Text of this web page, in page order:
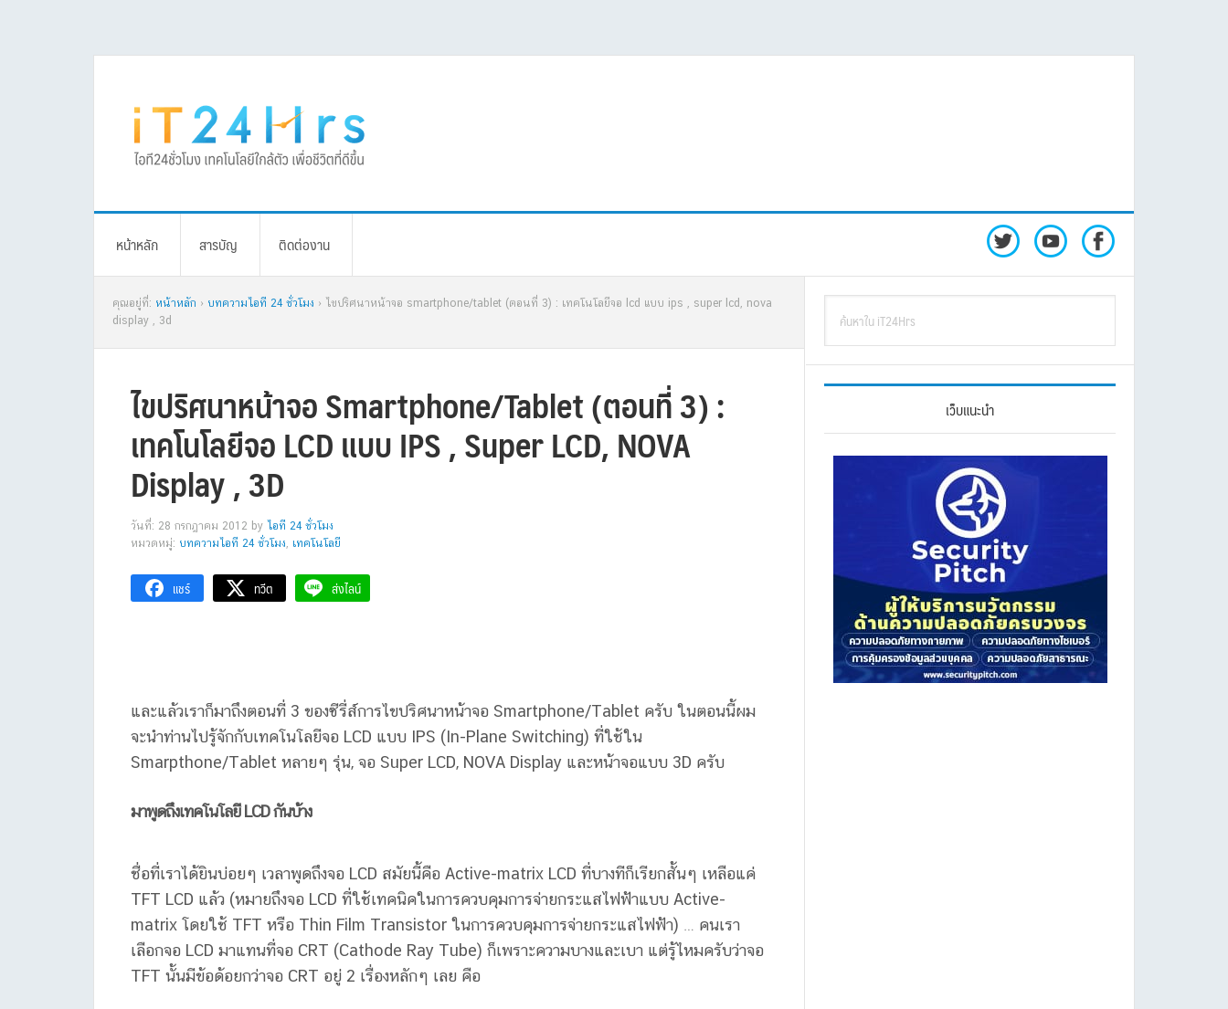
หน้าหลัก สารบัญ ติดต่องาน
คุณอยู่ที่: หน้าหลัก › บทความไอที 24 ชั่วโมง › ไขปริศนาหน้าจอ smartphone/tablet (ตอนที่ 3) : เทคโนโลยีจอ lcd แบบ ips , super lcd, nova
display , 3d
ไขปริศนาหน้าจอ Smartphone/Tablet (ตอนที่ 3) :
เทคโนโลยีจอ LCD แบบ IPS , Super LCD, NOVA
Display , 3D
วันที่: 28 กรกฎาคม 2012 by ไอที 24 ชั่วโมง
หมวดหมู่: บทความไอที 24 ชั่วโมง, เทคโนโลยี
แชร์ ทวีต ส่งไลน์
และแล้วเราก็มาถึงตอนที่ 3 ของซีรี่ส์การไขปริศนาหน้าจอ Smartphone/Tablet ครับ ในตอนนี้ผม
จะนำท่านไปรู้จักกับเทคโนโลยีจอ LCD แบบ IPS (In-Plane Switching) ที่ใช้ใน
Smarpthone/Tablet หลายๆ รุ่น, จอ Super LCD, NOVA Display และหน้าจอแบบ 3D ครับ
มาพูดถึงเทคโนโลยี LCD กันบ้าง
ชื่อที่เราได้ยินบ่อยๆ เวลาพูดถึงจอ LCD สมัยนี้คือ Active-matrix LCD ที่บางทีก็เรียกสั้นๆ เหลือแค่
TFT LCD แล้ว (หมายถึงจอ LCD ที่ใช้เทคนิคในการควบคุมการจ่ายกระแสไฟฟ้าแบบ Active-
matrix โดยใช้ TFT หรือ Thin Film Transistor ในการควบคุมการจ่ายกระแสไฟฟ้า) … คนเรา
เลือกจอ LCD มาแทนที่จอ CRT (Cathode Ray Tube) ก็เพราะความบางและเบา แต่รู้ไหมครับว่าจอ
TFT นั้นมีข้อด้อยกว่าจอ CRT อยู่ 2 เรื่องหลักๆ เลย คือ
Primary
Sidebar
iT24Hrs
เว็บแนะนำ